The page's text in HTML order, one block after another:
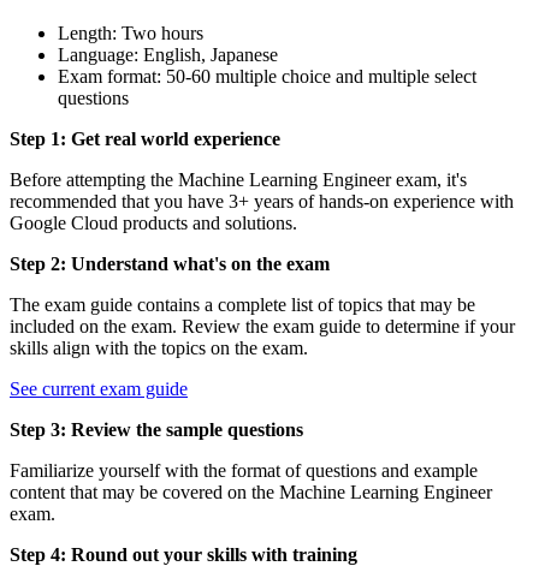
Length: Two hours
Language: English, Japanese
Exam format: 50-60 multiple choice and multiple select
questions
Step 1: Get real world experience
Before attempting the Machine Learning Engineer exam, it's
recommended that you have 3+ years of hands-on experience with
Google Cloud products and solutions.
Step 2: Understand what's on the exam
The exam guide contains a complete list of topics that may be
included on the exam. Review the exam guide to determine if your
skills align with the topics on the exam.
See current exam guide
Step 3: Review the sample questions
Familiarize yourself with the format of questions and example
content that may be covered on the Machine Learning Engineer
exam.
Step 4: Round out your skills with training